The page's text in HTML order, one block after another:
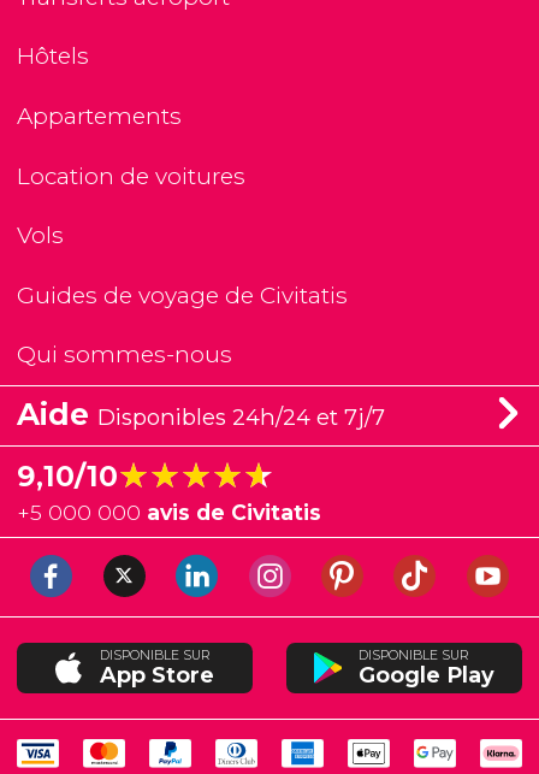
Hôtels
Appartements
Location de voitures
Vols
Guides de voyage de Civitatis
Qui sommes-nous
Aide Disponibles 24h/24 et 7j/7
9,10/10★★★★★
★★★★★
+5 000 000 avis de Civitatis
DISPONIBLE SUR
App Store
DISPONIBLE SUR
Google Play